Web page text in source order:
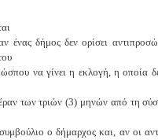
ένας δήμος δεν ορίσει
να γίνει η εκλογή, η οποία
των τριών (3) μηνών από τη
ο δήμαρχος και, αν οι